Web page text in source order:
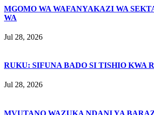
MGOMO WA WAFANYAKAZI WA
WA
Jul 28, 2026
RUKU: SIFUNA BADO SI TISHIO KWA
Jul 28, 2026
MVUTANO WAZUKA NDANI YA